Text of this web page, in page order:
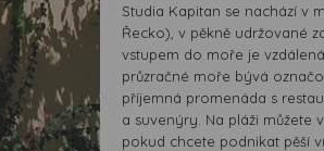
Studia Kapitan se nachází v
Řecko), v pěkně udržované
vstupem do moře je
průzračné moře bývá
příjemná promenáda s
a suvenýry. Na pláži můžete
pokud chcete podnikat pěší